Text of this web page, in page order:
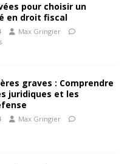
pour choisir un
en droit fiscal
Max Gringier
graves : Comprendre
juridiques et les
Max Gringier